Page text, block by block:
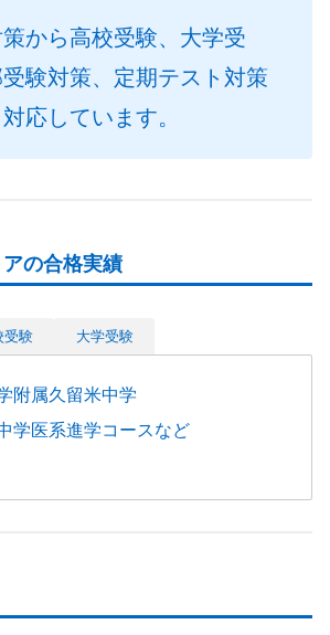
から高校受験、大学受
験対策、定期テスト対策
応しています。
の合格実績
受験 大学受験
附属久留米中学
学医系進学コースなど